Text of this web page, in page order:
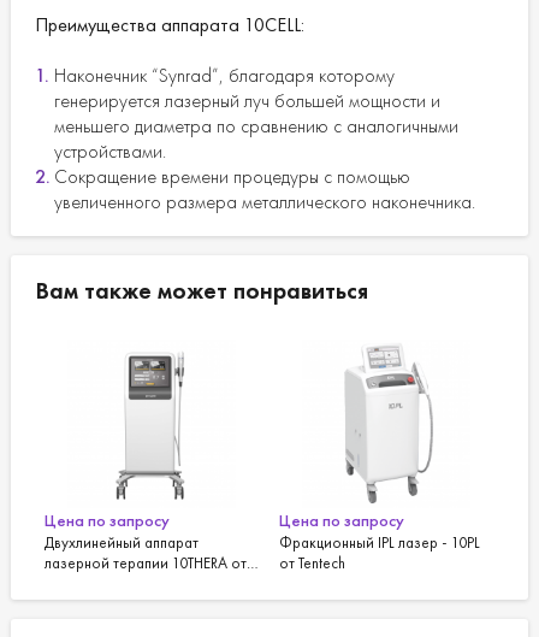
Преимущества аппарата 10CELL:
Наконечник “Synrad”, благодаря которому
генерируется лазерный луч большей мощности и
меньшего диаметра по сравнению с аналогичными
устройствами.
Сокращение времени процедуры с помощью
увеличенного размера металлического наконечника.
Вам также может понравиться
Цена по запросу
Двухлинейный аппарат
лазерной терапии 10THERA от
Цена по запросу
Фракционный IPL лазер - 10PL
от Tentech